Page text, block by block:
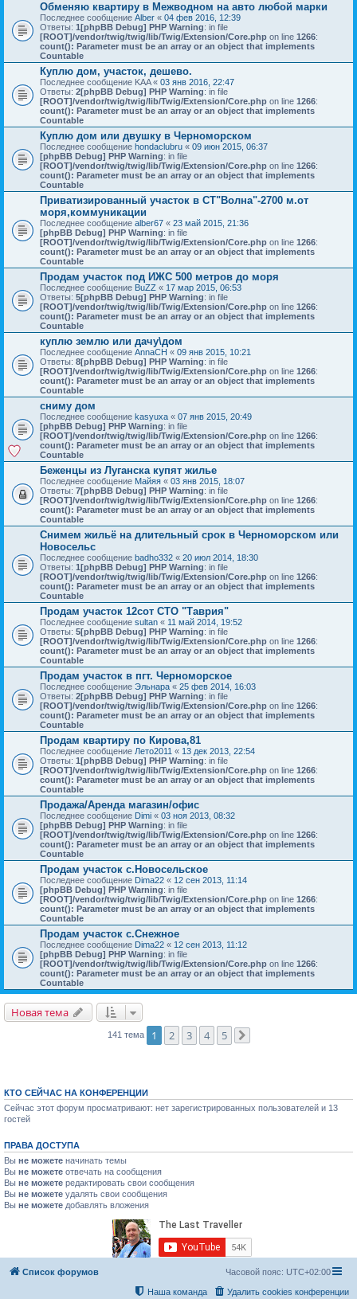
Обменяю квартиру в Межводном на авто любой марки
Последнее сообщение Alber « 04 фев 2016, 12:39
Ответы: 1[phpBB Debug] PHP Warning: in file
[ROOT]/vendor/twig/twig/lib/Twig/Extension/Core.php on line 1266:
count(): Parameter must be an array or an object that implements
Countable
Куплю дом, участок, дешево.
Последнее сообщение KAA« 03 янв 2016, 22:47
Ответы: 2[phpBB Debug] PHP Warning: in file
[ROOT]/vendor/twig/twig/lib/Twig/Extension/Core.php on line 1266:
count(): Parameter must be an array or an object that implements
Countable
Куплю дом или двушку в Черноморском
Последнее сообщение hondaclubru « 09 июн 2015, 06:37
[phpBB Debug] PHP Warning: in file
[ROOT]/vendor/twig/twig/lib/Twig/Extension/Core.php on line 1266:
count(): Parameter must be an array or an object that implements
Countable
Приватизированный участок в СТ"Волна"-2700 м.от
моря,коммуникации
Последнее сообщение alber67 « 23 май 2015, 21:36
[phpBB Debug] PHP Warning: in file
[ROOT]/vendor/twig/twig/lib/Twig/Extension/Core.php on line 1266:
count(): Parameter must be an array or an object that implements
Countable
Продам участок под ИЖС 500 метров до моря
Последнее сообщение BuZZ « 17 мар 2015, 06:53
Ответы: 5[phpBB Debug] PHP Warning: in file
[ROOT]/vendor/twig/twig/lib/Twig/Extension/Core.php on line 1266:
count(): Parameter must be an array or an object that implements
Countable
куплю землю или дачу\дом
Последнее сообщение AnnaCH « 09 янв 2015, 10:21
Ответы: 8[phpBB Debug] PHP Warning: in file
[ROOT]/vendor/twig/twig/lib/Twig/Extension/Core.php on line 1266:
count(): Parameter must be an array or an object that implements
Countable
сниму дом
Последнее сообщение kasyuxa « 07 янв 2015, 20:49
[phpBB Debug] PHP Warning: in file
[ROOT]/vendor/twig/twig/lib/Twig/Extension/Core.php on line 1266:
count(): Parameter must be an array or an object that implements
Countable
Беженцы из Луганска купят жилье
Последнее сообщение Майяя « 03 янв 2015, 18:07
Ответы: 7[phpBB Debug] PHP Warning: in file
[ROOT]/vendor/twig/twig/lib/Twig/Extension/Core.php on line 1266:
count(): Parameter must be an array or an object that implements
Countable
Снимем жильё на длительный срок в Черноморском или
Новосельс
Последнее сообщение badho332 « 20 июл 2014, 18:30
Ответы: 1[phpBB Debug] PHP Warning: in file
[ROOT]/vendor/twig/twig/lib/Twig/Extension/Core.php on line 1266:
count(): Parameter must be an array or an object that implements
Countable
Продам участок 12сот СТО "Таврия"
Последнее сообщение sultan « 11 май 2014, 19:52
Ответы: 5[phpBB Debug] PHP Warning: in file
[ROOT]/vendor/twig/twig/lib/Twig/Extension/Core.php on line 1266:
count(): Parameter must be an array or an object that implements
Countable
Продам участок в пгт. Черноморское
Последнее сообщение Эльнара « 25 фев 2014, 16:03
Ответы: 2[phpBB Debug] PHP Warning: in file
[ROOT]/vendor/twig/twig/lib/Twig/Extension/Core.php on line 1266:
count(): Parameter must be an array or an object that implements
Countable
Продам квартиру по Кирова,81
Последнее сообщение Лето2011 « 13 дек 2013, 22:54
Ответы: 1[phpBB Debug] PHP Warning: in file
[ROOT]/vendor/twig/twig/lib/Twig/Extension/Core.php on line 1266:
count(): Parameter must be an array or an object that implements
Countable
Продажа/Аренда магазин/офис
Последнее сообщение Dimi « 03 ноя 2013, 08:32
[phpBB Debug] PHP Warning: in file
[ROOT]/vendor/twig/twig/lib/Twig/Extension/Core.php on line 1266:
count(): Parameter must be an array or an object that implements
Countable
Продам участок с.Новосельское
Последнее сообщение Dima22 « 12 сен 2013, 11:14
[phpBB Debug] PHP Warning: in file
[ROOT]/vendor/twig/twig/lib/Twig/Extension/Core.php on line 1266:
count(): Parameter must be an array or an object that implements
Countable
Продам участок с.Снежное
Последнее сообщение Dima22 « 12 сен 2013, 11:12
[phpBB Debug] PHP Warning: in file
[ROOT]/vendor/twig/twig/lib/Twig/Extension/Core.php on line 1266:
count(): Parameter must be an array or an object that implements
Countable
Новая тема
141 тема 1 2 3 4 5
КТО СЕЙЧАС НА КОНФЕРЕНЦИИ
Сейчас этот форум просматривают: нет зарегистрированных пользователей и 13
гостей
ПРАВА ДОСТУПА
Вы не можете начинать темы
Вы не можете отвечать на сообщения
Вы не можете редактировать свои сообщения
Вы не можете удалять свои сообщения
Вы не можете добавлять вложения
Список форумов Часовой пояс: UTC+02:00
Удалить cookies конференции
Наша команда